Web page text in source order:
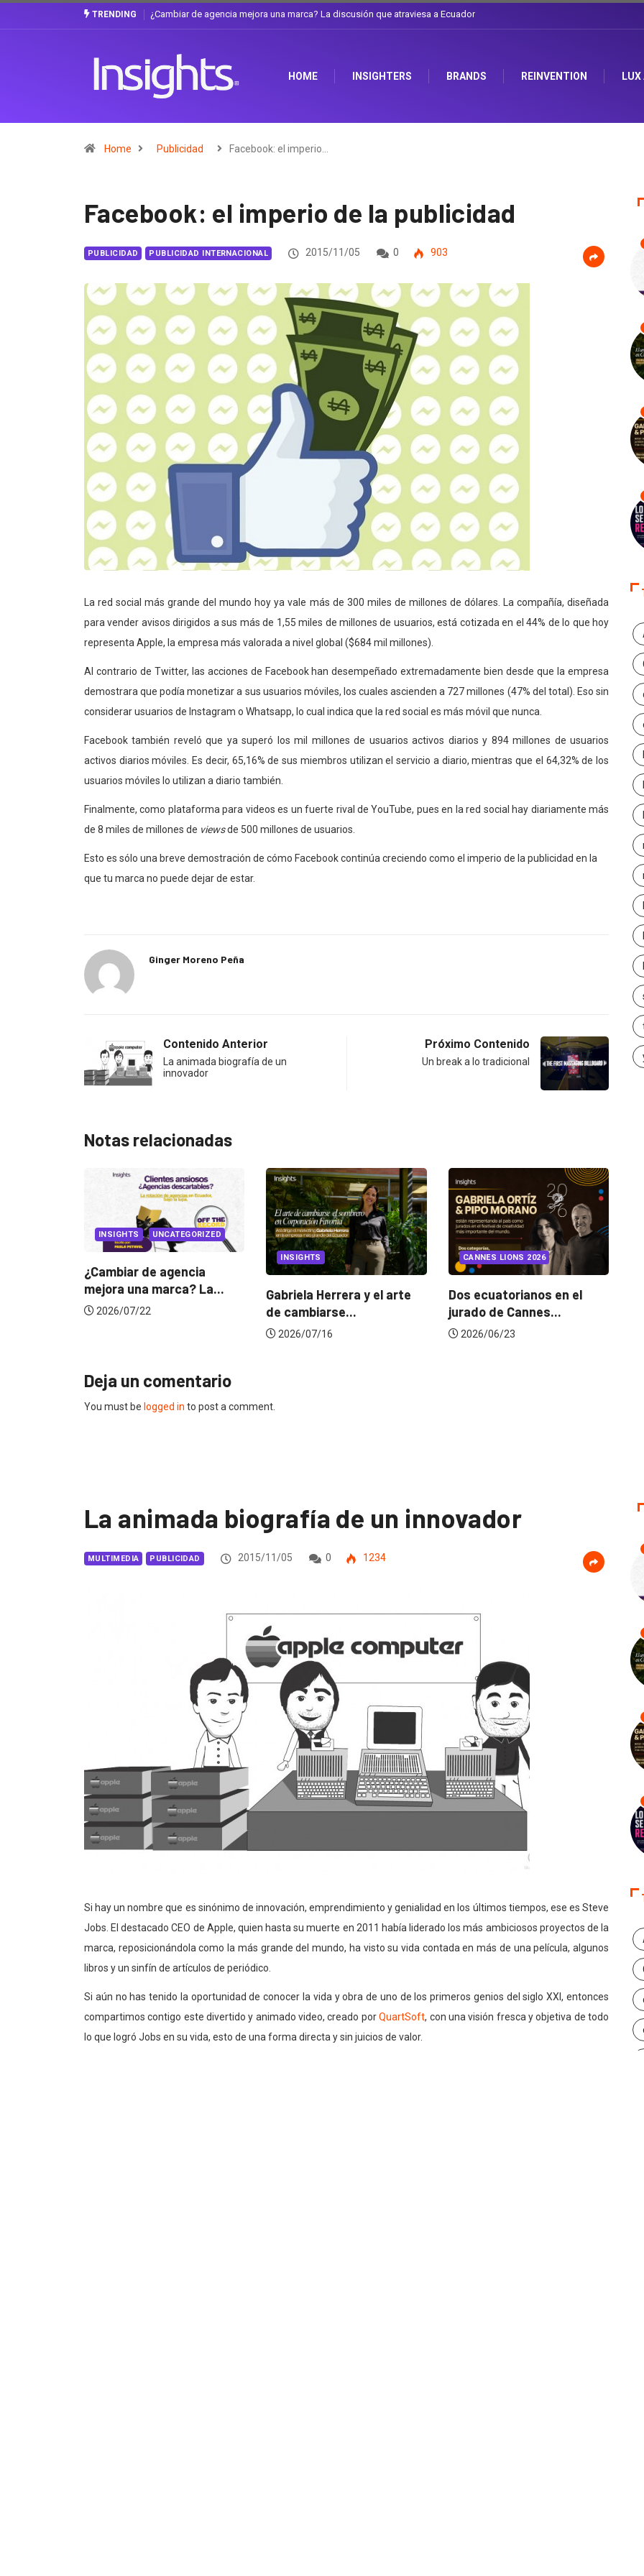
TRENDING
discusión que atraviesa a EcuadorGabriela Herrera y el arte de cambiarse el sombrero en Corporación Favorita
HOME INSIGHTERS BRANDS REINVENTION LUX
Home Publicidad Facebook: el imperio…
Facebook: el imperio de la publicidad
PUBLICIDAD PUBLICIDAD INTERNACIONAL 2015/11/05 0 903
La red social más grande del mundo hoy ya vale más de 300 miles de millones de dólares. La compañía, diseñada
para vender avisos dirigidos a sus más de 1,55 miles de millones de usuarios, está cotizada en el 44% de lo que hoy
representa Apple, la empresa más valorada a nivel global ($684 mil millones).
Al contrario de Twitter, las acciones de Facebook han desempeñado extremadamente bien desde que la empresa
demostrara que podía monetizar a sus usuarios móviles, los cuales ascienden a 727 millones (47% del total). Eso sin
considerar usuarios de Instagram o Whatsapp, lo cual indica que la red social es más móvil que nunca.
Facebook también reveló que ya superó los mil millones de usuarios activos diarios y 894 millones de usuarios
activos diarios móviles. Es decir, 65,16% de sus miembros utilizan el servicio a diario, mientras que el 64,32% de los
usuarios móviles lo utilizan a diario también.
Finalmente, como plataforma para videos es un fuerte rival de YouTube, pues en la red social hay diariamente más
de 8 miles de millones de viewsde 500 millones de usuarios.
Esto es sólo una breve demostración de cómo Facebook continúa creciendo como el imperio de la publicidad en la
que tu marca no puede dejar de estar.
Ginger Moreno Peña
Contenido Anterior
La animada biografía de un
innovador
Próximo Contenido
Un break a lo tradicional
Notas relacionadas
UNCATEGORIZED
¿Cambiar de agencia
mejora una marca? La...
Gabriela Herrera y el arte
de cambiarse...
CANNES LIONS 2026
Dos ecuatorianos en el
jurado de Cannes...
INSIGHTS
¿Cambiar de
mejora una
Deja un comentario
You must be logged in to post a comment.
La animada biografía de un innovador
MULTIMEDIA PUBLICIDAD 2015/11/05 0 1234
Si hay un nombre que es sinónimo de innovación, emprendimiento y genialidad en los últimos tiempos, ese es Steve
Jobs. El destacado CEO de Apple, quien hasta su muerte en 2011 había liderado los más ambiciosos proyectos de la
marca, reposicionándola como la más grande del mundo, ha visto su vida contada en más de una película, algunos
libros y un sinfín de artículos de periódico.
Si aún no has tenido la oportunidad de conocer la vida y obra de uno de los primeros genios del siglo XXI, entonces
compartimos contigo este divertido y animado video, creado porQuartSoft, con una visión fresca y objetiva de todo
lo que logró Jobs en su vida, esto de una forma directa y sin juicios de valor.